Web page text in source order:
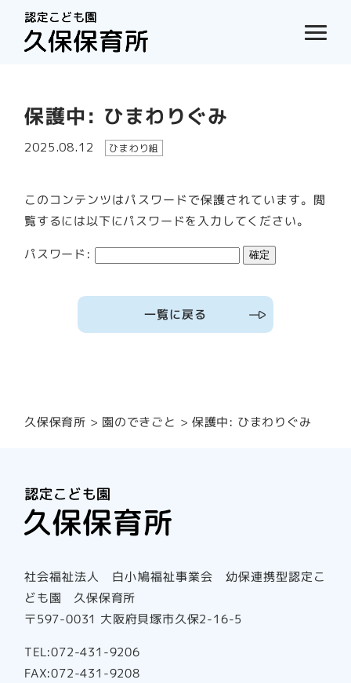
保護中: ひまわりぐみ
2025.08.12 ひまわり組
このコンテンツはパスワードで保護されています。閲
覧するには以下にパスワードを入力してください。
パスワード:
一覧に戻る
久保保育所 園のできごと 保護中: ひまわりぐみ
社会福祉法人 白小鳩福祉事業会 幼保連携型認定こ
ども園 久保保育所
〒597-0031 大阪府貝塚市久保2-16-5
TEL:072-431-9206
FAX:072-431-9208